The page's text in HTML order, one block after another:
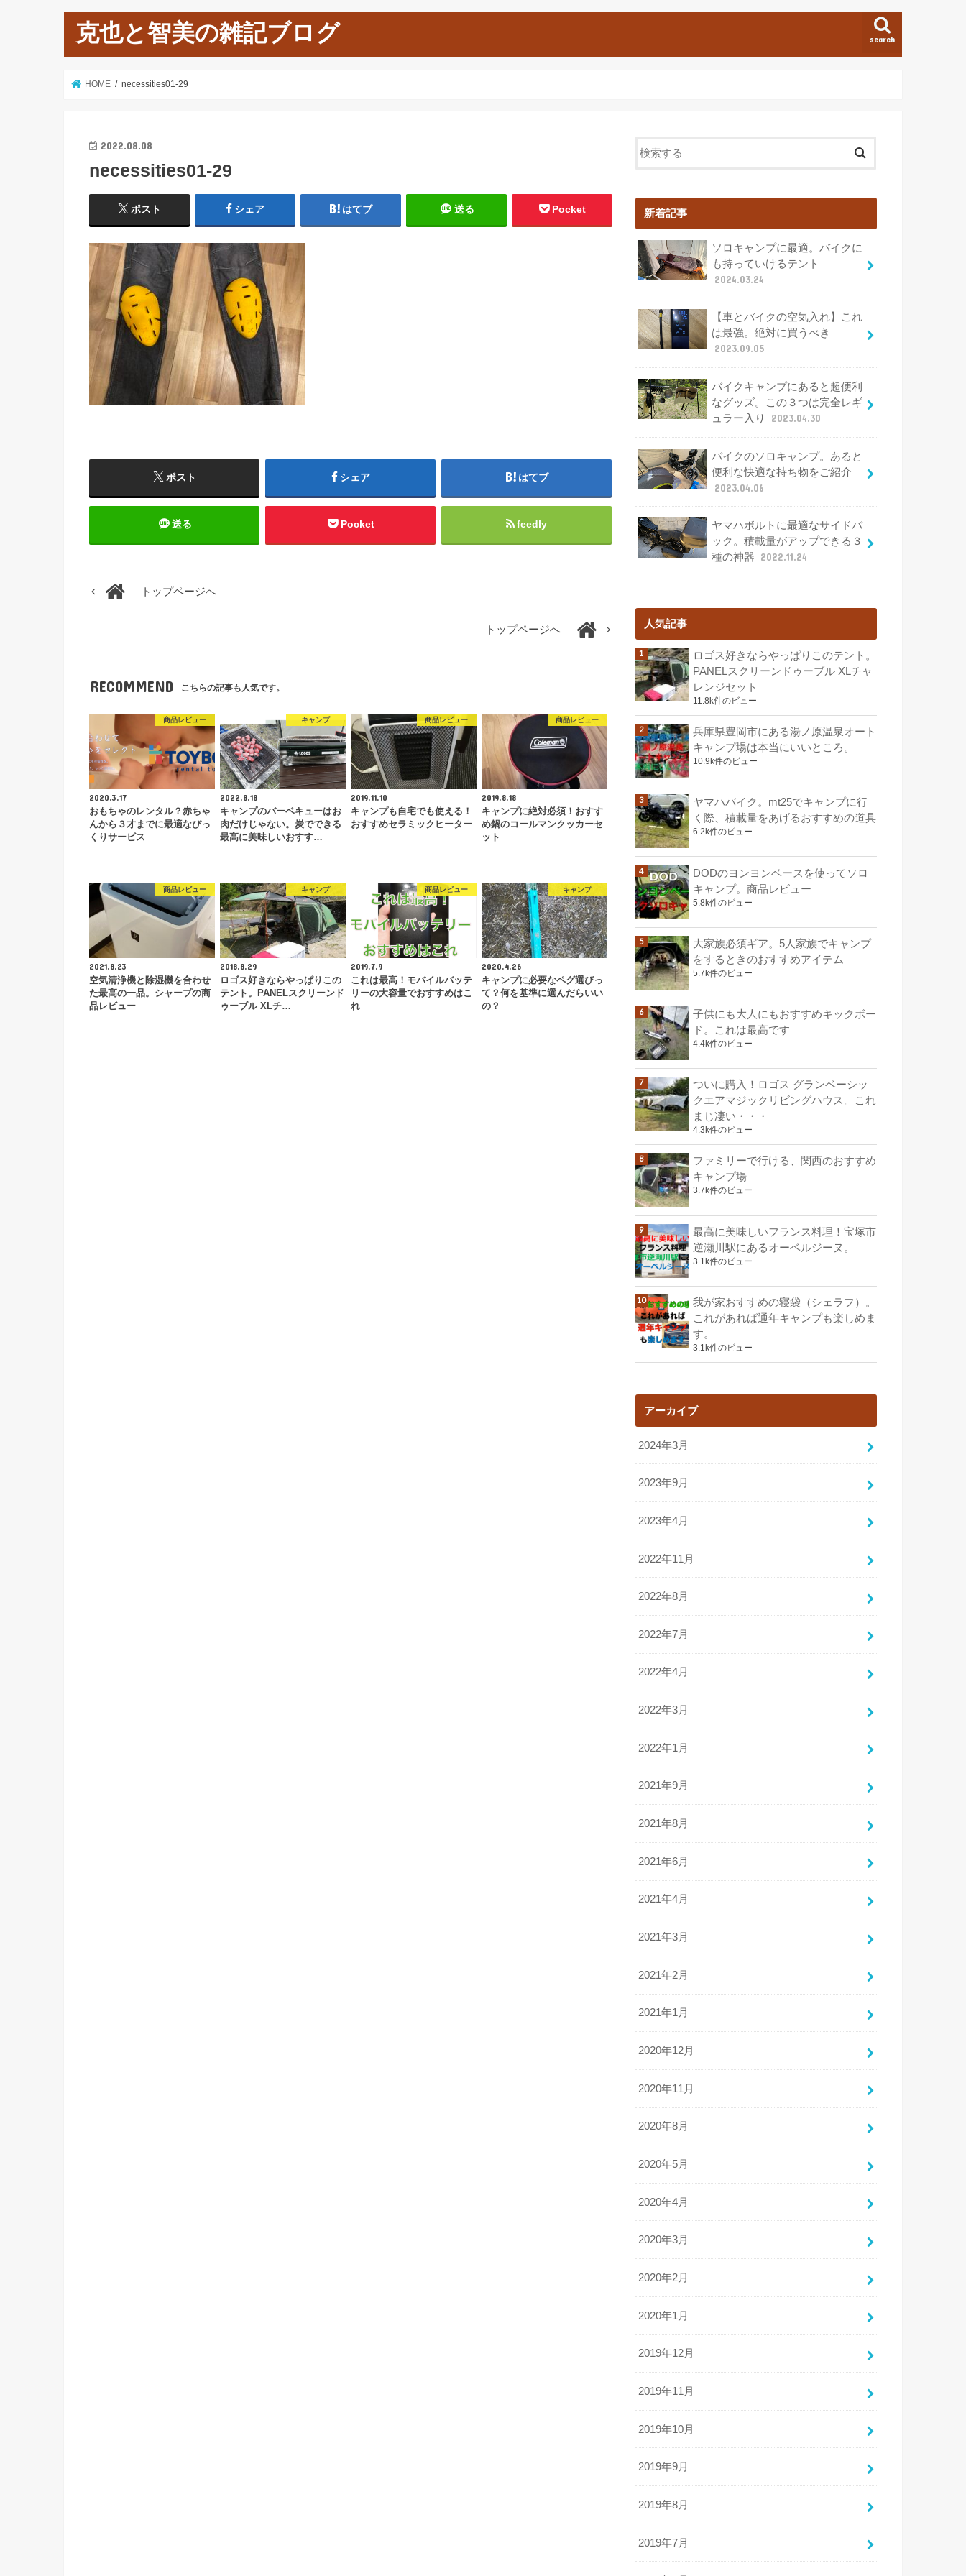
克也と智美の雑記ブログ search
HOME necessities01-29
2022.08.08
necessities01-29
ポスト シェア はてブ 送る Pocket
ポスト シェア はてブ
送る Pocket feedly
トップページへ
トップページへ
RECOMMEND こちらの記事も人気です。
商品レビュー
2020.3.17
おもちゃのレンタル？赤ちゃ
んから３才までに最適なびっ
くりサービス
キャンプ
2022.8.18
キャンプのバーベキューはお
肉だけじゃない。炭でできる
最高に美味しいおすす…
商品レビュー
2019.11.10
キャンプも自宅でも使える！
おすすめセラミックヒーター
商品レビュー
2019.8.18
キャンプに絶対必須！おすす
め鍋のコールマンクッカーセ
ット
商品レビュー
2021.8.23
空気清浄機と除湿機を合わせ
た最高の一品。シャープの商
品レビュー
キャンプ
2018.8.29
ロゴス好きならやっぱりこの
テント。PANELスクリーンド
ゥーブル XLチ…
商品レビュー
2019.7.9
これは最高！モバイルバッテ
リーの大容量でおすすめはこ
れ
キャンプ
2020.4.26
キャンプに必要なペグ選びっ
て？何を基準に選んだらいい
の？
新着記事
ソロキャンプに最適。バイクに
も持っていけるテント
2024.03.24
【車とバイクの空気入れ】これ
は最強。絶対に買うべき
2023.09.05
バイクキャンプにあると超便利
なグッズ。この３つは完全レギ
ュラー入り
2023.04.30
バイクのソロキャンプ。あると
便利な快適な持ち物をご紹介
2023.04.06
ヤマハボルトに最適なサイドバ
ック。積載量がアップできる３
種の神器
2022.11.24
人気記事
ロゴス好きならやっぱりこのテント。
PANELスクリーンドゥーブル XLチャ
レンジセット
11.8k件のビュー
兵庫県豊岡市にある湯ノ原温泉オート
キャンプ場は本当にいいところ。
10.9k件のビュー
ヤマハバイク。mt25でキャンプに行
く際、積載量をあげるおすすめの道具
6.2k件のビュー
DODのヨンヨンベースを使ってソロ
キャンプ。商品レビュー
5.8k件のビュー
大家族必須ギア。5人家族でキャンプ
をするときのおすすめアイテム
5.7k件のビュー
子供にも大人にもおすすめキックボー
ド。これは最高です
4.4k件のビュー
ついに購入！ロゴス グランベーシッ
クエアマジックリビングハウス。これ
まじ凄い・・・
4.3k件のビュー
ファミリーで行ける、関西のおすすめ
キャンプ場
3.7k件のビュー
最高に美味しいフランス料理！宝塚市
逆瀬川駅にあるオーベルジーヌ。
3.1k件のビュー
我が家おすすめの寝袋（シェラフ）。
これがあれば通年キャンプも楽しめま
す。
3.1k件のビュー
アーカイブ
2024年3月
2023年9月
2023年4月
2022年11月
2022年8月
2022年7月
2022年4月
2022年3月
2022年1月
2021年9月
2021年8月
2021年6月
2021年4月
2021年3月
2021年2月
2021年1月
2020年12月
2020年11月
2020年8月
2020年5月
2020年4月
2020年3月
2020年2月
2020年1月
2019年12月
2019年11月
2019年10月
2019年9月
2019年8月
2019年7月